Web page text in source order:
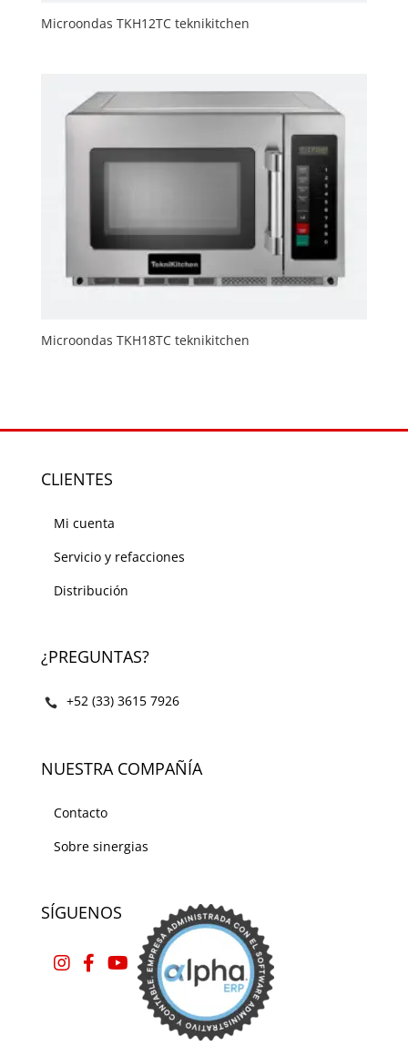
Microondas TKH12TC teknikitchen
Microondas TKH18TC teknikitchen
CLIENTES
Mi cuenta
Servicio y refacciones
Distribución
¿PREGUNTAS?
+52 (33) 3615 7926
NUESTRA COMPAÑÍA
Contacto
Sobre sinergias
SÍGUENOS